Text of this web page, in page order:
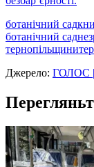
ботанічний сад
ботанічний сад
тернопільщини
Джерело: ГОЛОС ||